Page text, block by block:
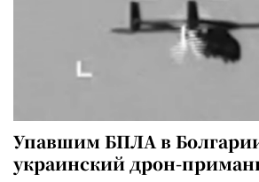
Упавшим БПЛА в
украинский дрон-